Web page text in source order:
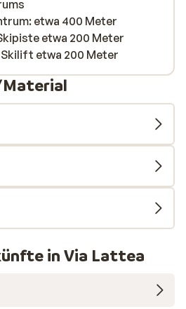
etwa 400 Meter
etwa 200 Meter
etwa 200 Meter
in Via Lattea